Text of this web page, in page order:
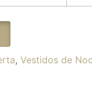
, Vestidos de